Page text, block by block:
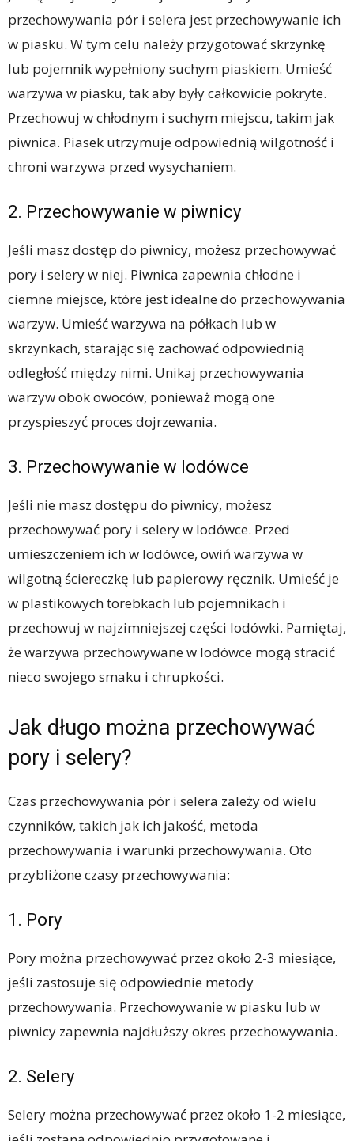
przechowywania pór i selera jest przechowywanie ich
w piasku. W tym celu należy przygotować skrzynkę
lub pojemnik wypełniony suchym piaskiem. Umieść
warzywa w piasku, tak aby były całkowicie pokryte.
Przechowuj w chłodnym i suchym miejscu, takim jak
piwnica. Piasek utrzymuje odpowiednią wilgotność i
chroni warzywa przed wysychaniem.
2. Przechowywanie w piwnicy
Jeśli masz dostęp do piwnicy, możesz przechowywać
pory i selery w niej. Piwnica zapewnia chłodne i
ciemne miejsce, które jest idealne do przechowywania
warzyw. Umieść warzywa na półkach lub w
skrzynkach, starając się zachować odpowiednią
odległość między nimi. Unikaj przechowywania
warzyw obok owoców, ponieważ mogą one
przyspieszyć proces dojrzewania.
3. Przechowywanie w lodówce
Jeśli nie masz dostępu do piwnicy, możesz
przechowywać pory i selery w lodówce. Przed
umieszczeniem ich w lodówce, owiń warzywa w
wilgotną ściereczkę lub papierowy ręcznik. Umieść je
w plastikowych torebkach lub pojemnikach i
przechowuj w najzimniejszej części lodówki. Pamiętaj,
że warzywa przechowywane w lodówce mogą stracić
nieco swojego smaku i chrupkości.
Jak długo można przechowywać
pory i selery?
Czas przechowywania pór i selera zależy od wielu
czynników, takich jak ich jakość, metoda
przechowywania i warunki przechowywania. Oto
przybliżone czasy przechowywania:
1. Pory
Pory można przechowywać przez około 2-3 miesiące,
jeśli zastosuje się odpowiednie metody
przechowywania. Przechowywanie w piasku lub w
piwnicy zapewnia najdłuższy okres przechowywania.
2. Selery
Selery można przechowywać przez około 1-2 miesiące,